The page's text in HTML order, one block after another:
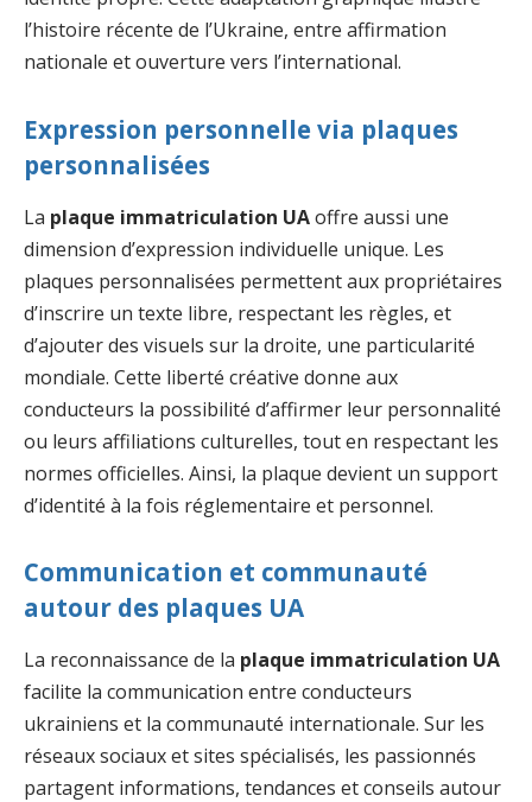
l’histoire récente de l’Ukraine, entre affirmation
nationale et ouverture vers l’international.
Expression personnelle via plaques
personnalisées
La plaque immatriculation UAoffre aussi une
dimension d’expression individuelle unique. Les
plaques personnalisées permettent aux propriétaires
d’inscrire un texte libre, respectant les règles, et
d’ajouter des visuels sur la droite, une particularité
mondiale. Cette liberté créative donne aux
conducteurs la possibilité d’affirmer leur personnalité
ou leurs affiliations culturelles, tout en respectant les
normes officielles. Ainsi, la plaque devient un support
d’identité à la fois réglementaire et personnel.
Communication et communauté
autour des plaques UA
La reconnaissance de la plaque immatriculation UA
facilite la communication entre conducteurs
ukrainiens et la communauté internationale. Sur les
réseaux sociaux et sites spécialisés, les passionnés
partagent informations, tendances et conseils autour